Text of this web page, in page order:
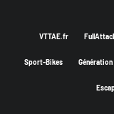
VTTAE.fr
Sport-Bikes Génération